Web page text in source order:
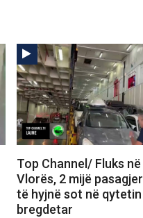
Top Channel/ Fluks
Vlorës, 2 mijë
të hyjnë sot në qytetin
bregdetar